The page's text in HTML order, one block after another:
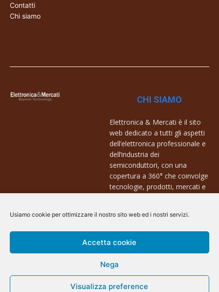
Usiamo cookie per ottimizzare il nostro sito web ed i nostri servizi.
Accetta cookie
Nega
Visualizza preference
Contatti
Chi siamo
CHI SIAMO
Elettronica & Mercati è il sito
web dedicato a tutti gli aspetti
dell’elettronica professionale e
dell’industria dei
semiconduttori, con una
copertura a 360° che coinvolge
tecnologie, prodotti, mercati e
Contatti:
info@arscommunication.it
@ArsCommunication 2023